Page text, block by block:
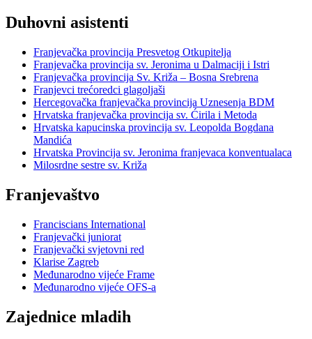
Duhovni asistenti
Franjevačka provincija Presvetog Otkupitelja
Franjevačka provincija sv. Jeronima u Dalmaciji i Istri
Franjevačka provincija Sv. Križa – Bosna Srebrena
Franjevci trećoredci glagoljaši
Hercegovačka franjevačka provincija Uznesenja BDM
Hrvatska franjevačka provincija sv. Ćirila i Metoda
Hrvatska kapucinska provincija sv. Leopolda Bogdana
Mandića
Hrvatska Provincija sv. Jeronima franjevaca konventualaca
Milosrdne sestre sv. Križa
Franjevaštvo
Franciscians International
Franjevački juniorat
Franjevački svjetovni red
Klarise Zagreb
Međunarodno vijeće Frame
Međunarodno vijeće OFS-a
Zajednice mladih